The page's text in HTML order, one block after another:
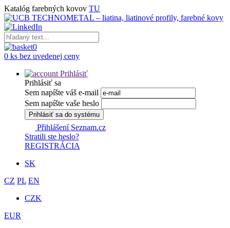
Katalóg farebných kovov TU
0
0 ks bez uvedenej ceny
Prihlásiť
Prihlásiť sa
Sem napíšte váš e-mail
Sem napíšte vaše heslo
Prihlásiť sa do systému
Přihlášení Seznam.cz
Stratili ste heslo?
REGISTRÁCIA
SK
CZ PL EN
CZK
EUR